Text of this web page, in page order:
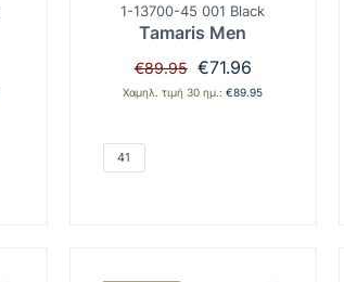
1-13700-45 001 Black
Tamaris Men
€89.95 Original
was:
€71.96Η
Χαμηλ. τιμή 30 ημ.:€89.95
41